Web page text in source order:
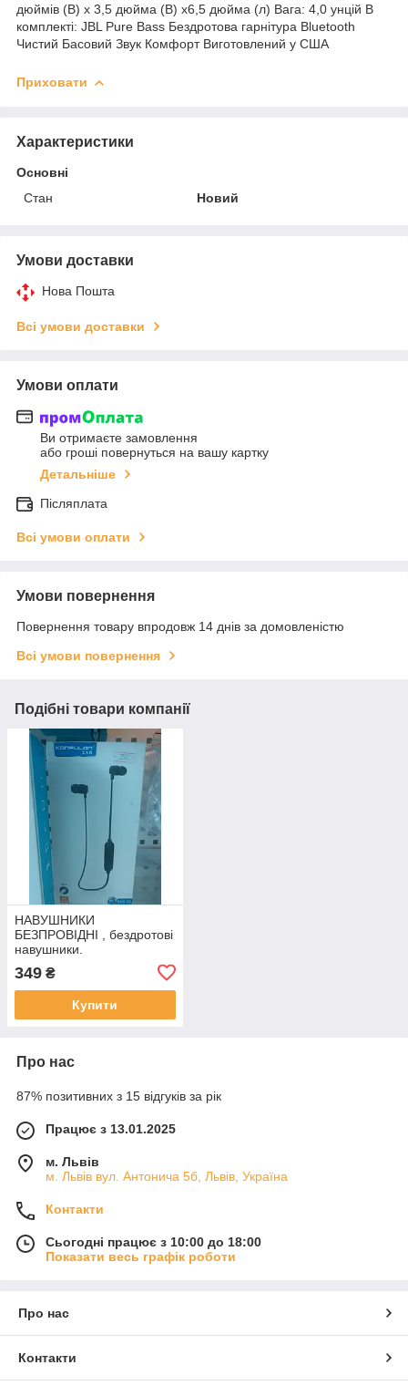
дюймів (В) х 3,5 дюйма (В) х6,5 дюйма (л) Вага: 4,0 унцій В
комплекті: JBL Pure Bass Бездротова гарнітура Bluetooth
Чистий Басовий Звук Комфорт Виготовлений у США
Приховати
Характеристики
Основні
Стан
Новий
Умови доставки
Нова Пошта
Всі умови доставки
Умови оплати
Ви отримаєте замовлення
або гроші повернуться на вашу картку
Детальніше
Післяплата
Всі умови оплати
Умови повернення
Повернення товару впродовж 14 днів за домовленістю
Всі умови повернення
Подібні товари компанії
НАВУШНИКИ
БЕЗПРОВІДНІ , бездротові
навушники.
349 ₴
Купити
Про нас
87% позитивних з 15 відгуків за рік
Працює з 13.01.2025
м. Львів
м. Львів вул. Антонича 5б, Львів, Україна
Контакти
Сьогодні працює з 10:00 до 18:00
Показати весь графік роботи
Про нас
Контакти